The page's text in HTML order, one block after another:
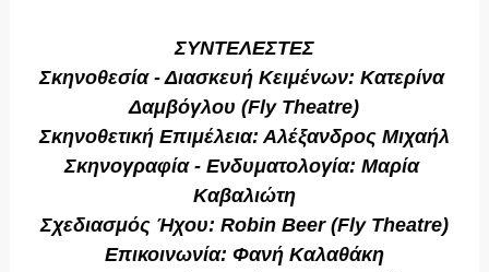
ΣΥΝΤΕΛΕΣΤΕΣ
Σκηνοθεσία - Διασκευή Κειμένων: Κατερίνα
Δαμβόγλου (Fly Theatre)
Σκηνοθετική Επιμέλεια: Αλέξανδρος Μιχαήλ
Σκηνογραφία - Ενδυματολογία: Μαρία
Καβαλιώτη
Σχεδιασμός Ήχου: Robin Beer (Fly Theatre)
Επικοινωνία: Φανή Καλαθάκη